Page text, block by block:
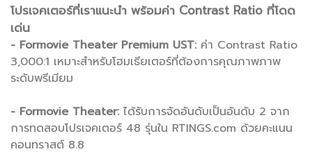
โปรเจคเตอร์ที่เราแนะนำ พร้อมค่า Contrast Ratio ที่โดด
เด่น
- Formovie Theater Premium UST:ค่า Contrast Ratio
3,000:1 เหมาะสำหรับโฮมเธียเตอร์ที่ต้องการคุณภาพภาพ
ระดับพรีเมียม
- Formovie Theater:ได้รับการจัดอันดับเป็นอันดับ 2 จาก
การทดสอบโปรเจคเตอร์ 48 รุ่นใน RTINGS.com ด้วยคะแนน
คอนทราสต์ 8.8